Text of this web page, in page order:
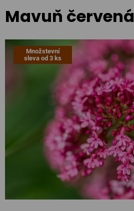
Mavuň červená
Množstevní
sleva od 3 ks